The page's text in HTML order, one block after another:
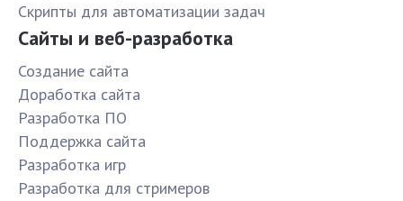
Скрипты для автоматизации задач
Сайты и веб-разработка
Создание сайта
Доработка сайта
Разработка ПО
Поддержка сайта
Разработка игр
Разработка для стримеров